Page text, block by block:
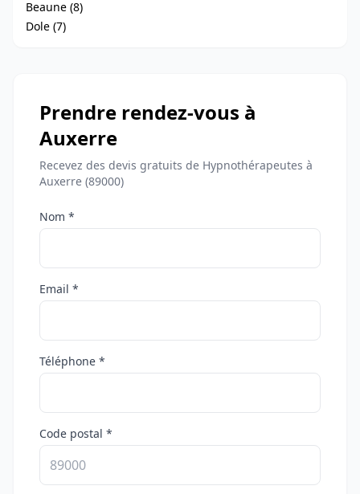
Beaune (8)
Dole (7)
Prendre rendez-vous à
Auxerre
Recevez des devis gratuits de Hypnothérapeutes à
Auxerre (89000)
Nom *
Email *
Téléphone *
Code postal *